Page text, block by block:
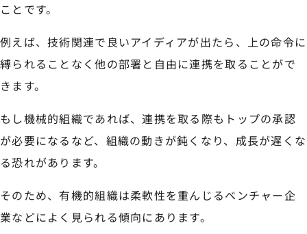
ことです。
例えば、技術関連で良いアイディアが出たら、上の命令に
縛られることなく他の部署と自由に連携を取ることがで
きます。
もし機械的組織であれば、連携を取る際もトップの承認
が必要になるなど、組織の動きが鈍くなり、成長が遅くな
る恐れがあります。
そのため、有機的組織は柔軟性を重んじるベンチャー企
業などによく見られる傾向にあります。